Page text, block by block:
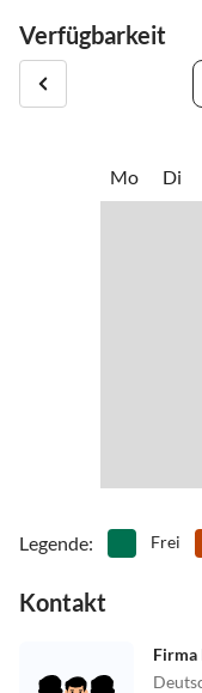
Verfügbarkeit
Mo
Di
Legende: Frei
Kontakt
Firma